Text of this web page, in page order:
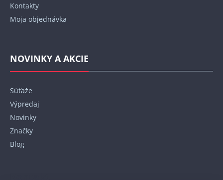
Kontakty
Moja objednávka
NOVINKY A AKCIE
Súťaže
Výpredaj
Novinky
Značky
Blog